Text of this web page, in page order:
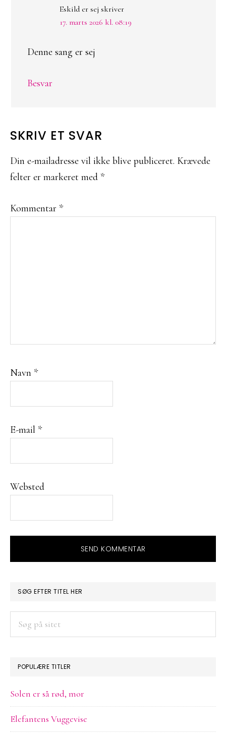
Eskild er sej skriver
17. marts 2026 kl. 08:19
Denne sang er sej
Besvar
SKRIV ET SVAR
Din e-mailadresse vil ikke blive publiceret. Krævede
felter er markeret med *
Kommentar *
Navn *
E-mail *
Websted
PRIMÆR
SIDEBAR
SØG EFTER TITEL HER
POPULÆRE TITLER
Solen er så rød, mor
Elefantens Vuggevise